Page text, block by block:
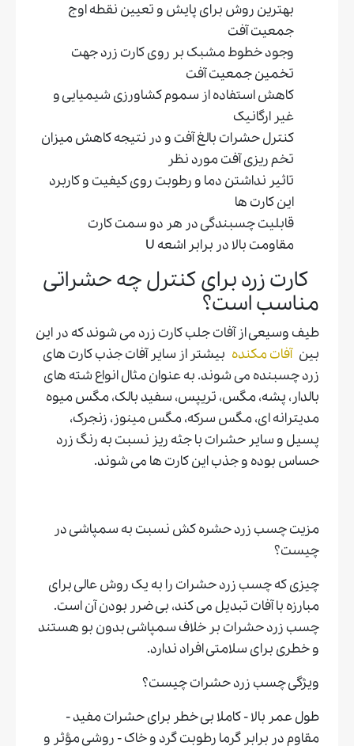
بهترین روش برای پایش و تعیین نقطه اوج
جمعیت آفت
وجود خطوط مشبک بر روی کارت زرد جهت
تخمین جمعیت آفت
کاهش استفاده از سموم کشاورزی شیمیایی و
غیر ارگانیک
کنترل حشرات بالغ آفت و در نتیجه کاهش میزان
تخم ریزی آفت مورد نظر
تاثیر نداشتن دما و رطوبت روی کیفیت و کاربرد
این کارت ها
قابلیت چسبندگی در هر دو سمت کارت
مقاومت بالا در برابر اشعه U
کارت زرد برای کنترل چه حشراتی
مناسب است؟
طیف وسیعی از آفات جلب کارت زرد می شوند که در این
بین آفات مکنده بیشتر از سایر آفات جذب کارت های
زرد چسبنده می شوند. به عنوان مثال انواع شته های
بالدار، پشه، مگس، تریپس، سفید بالک، مگس میوه
مدیترانه ای، مگس سرکه، مگس مینوز، زنجرک،
پسیل و سایر حشرات با جثه ریز نسبت به رنگ زرد
حساس بوده و جذب این کارت ها می شوند.
مزیت چسب زرد حشره کش نسبت به سمپاشی در
چیست؟
چیزی که چسب زرد حشرات را به یک روش عالی برای
مبارزه با آفات تبدیل می کند، بی ضرر بودن آن است.
چسب زرد حشرات بر خلاف سمپاشی بدون بو هستند
و خطری برای سلامتی افراد ندارد.
ویژگی چسب زرد حشرات چیست؟
طول عمر بالا - کاملا بی خطر برای حشرات مفید -
مقاوم در برابر گرما رطوبت گرد و خاک - روشی مؤثر و